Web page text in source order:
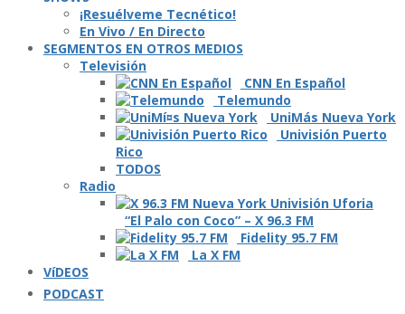
¡Resuélveme Tecnético!
En Vivo / En Directo
SEGMENTOS EN OTROS MEDIOS
Televisión
CNN En Español
Telemundo
UniMás Nueva York
Univisión Puerto
Rico
TODOS
Radio
“El Palo con Coco” – X 96.3 FM
Fidelity 95.7 FM
La X FM
VíDEOS
PODCAST